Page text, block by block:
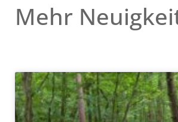
Mehr